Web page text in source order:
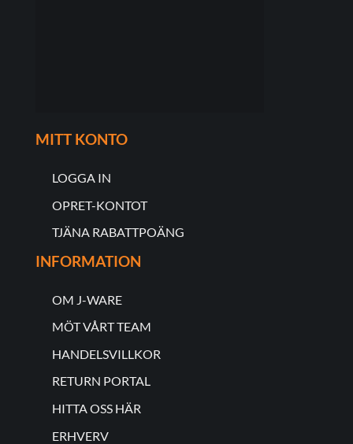
MITT KONTO
LOGGA IN
OPRET-KONTOT
TJÄNA RABATTPOÄNG
INFORMATION
OM J-WARE
MÖT VÅRT TEAM
HANDELSVILLKOR
RETURN PORTAL
HITTA OSS HÄR
ERHVERV